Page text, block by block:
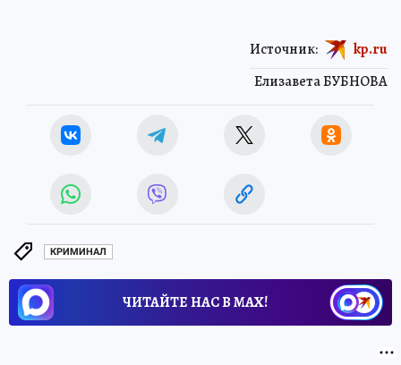
Елизавета БУБНОВА
Источник: kp.ru
КРИМИНАЛ
ЧИТАЙТЕ НАС В МАХ!